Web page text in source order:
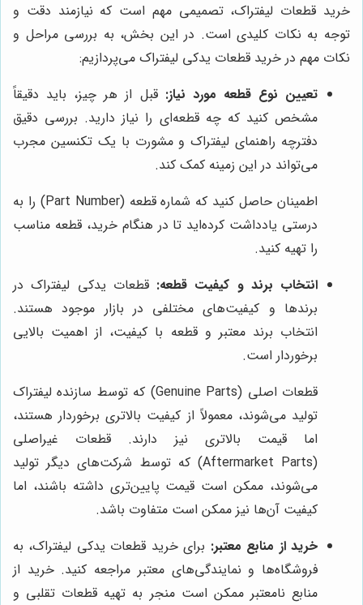
خرید قطعات لیفتراک، تصمیمی مهم است که نیازمند دقت و
توجه به نکات کلیدی است. در این بخش، به بررسی مراحل و
نکات مهم در خرید قطعات یدکی لیفتراک می‌پردازیم:
تعیین نوع قطعه مورد نیاز: قبل از هر چیز، باید دقیقاً
مشخص کنید که چه قطعه‌ای را نیاز دارید. بررسی دقیق
دفترچه راهنمای لیفتراک و مشورت با یک تکنسین مجرب
می‌تواند در این زمینه کمک کند.
اطمینان حاصل کنید که شماره قطعه (Part Number) را به
درستی یادداشت کرده‌اید تا در هنگام خرید، قطعه مناسب
را تهیه کنید.
انتخاب برند و کیفیت قطعه: قطعات یدکی لیفتراک در
برندها و کیفیت‌های مختلفی در بازار موجود هستند.
انتخاب برند معتبر و قطعه با کیفیت، از اهمیت بالایی
برخوردار است.
قطعات اصلی (Genuine Parts) که توسط سازنده لیفتراک
تولید می‌شوند، معمولاً از کیفیت بالاتری برخوردار هستند،
اما قیمت بالاتری نیز دارند. قطعات غیراصلی
(Aftermarket Parts) که توسط شرکت‌های دیگر تولید
می‌شوند، ممکن است قیمت پایین‌تری داشته باشند، اما
کیفیت آن‌ها نیز ممکن است متفاوت باشد.
خرید از منابع معتبر: برای خرید قطعات یدکی لیفتراک، به
فروشگاه‌ها و نمایندگی‌های معتبر مراجعه کنید. خرید از
منابع نامعتبر ممکن است منجر به تهیه قطعات تقلبی و